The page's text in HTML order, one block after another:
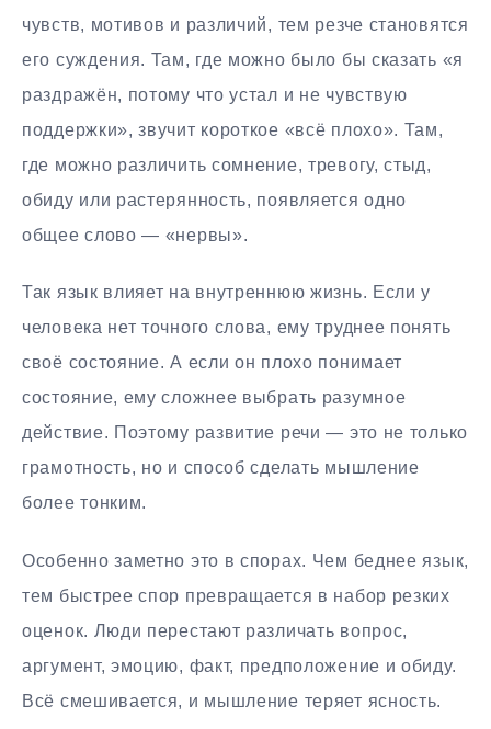
чувств, мотивов и различий, тем резче становятся
его суждения. Там, где можно было бы сказать «я
раздражён, потому что устал и не чувствую
поддержки», звучит короткое «всё плохо». Там,
где можно различить сомнение, тревогу, стыд,
обиду или растерянность, появляется одно
общее слово — «нервы».
Так язык влияет на внутреннюю жизнь. Если у
человека нет точного слова, ему труднее понять
своё состояние. А если он плохо понимает
состояние, ему сложнее выбрать разумное
действие. Поэтому развитие речи — это не только
грамотность, но и способ сделать мышление
более тонким.
Особенно заметно это в спорах. Чем беднее язык,
тем быстрее спор превращается в набор резких
оценок. Люди перестают различать вопрос,
аргумент, эмоцию, факт, предположение и обиду.
Всё смешивается, и мышление теряет ясность.